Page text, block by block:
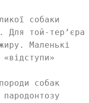
собаки
Для той-тер’єра
Маленькі
собак